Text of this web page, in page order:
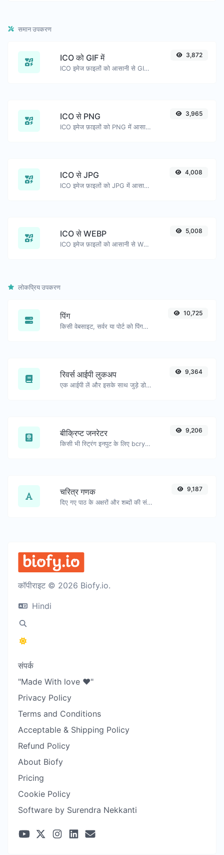
समान उपकरण
ICO को GIF में
ICO इमेज फ़ाइलों को आसानी से GIF में परिवर्तित करें।
3,872
ICO से PNG
ICO इमेज फ़ाइलों को PNG में आसानी से परिवर्तित करें।
3,965
ICO से JPG
ICO इमेज फ़ाइलों को JPG में आसानी से परिवर्तित करें।
4,008
ICO से WEBP
ICO इमेज फ़ाइलों को आसानी से WEBP में परिवर्तित करें।
5,008
लोकप्रिय उपकरण
पिंग
किसी वेबसाइट, सर्वर या पोर्ट को पिंग करें।
10,725
रिवर्स आईपी लुकअप
एक आईपी लें और इसके साथ जुड़े डोमेन/होस्ट की तलाश करें।
9,364
बीक्रिप्ट जनरेटर
किसी भी स्ट्रिंग इनपुट के लिए bcrypt पासवर्ड हैश उत्पन्न करें।
9,206
चरित्र गणक
दिए गए पाठ के अक्षरों और शब्दों की संख्या गिनें।
9,187
कॉपीराइट © 2026 Biofy.io.
Hindi
संपर्क
"Made With love ❤️"
Privacy Policy
Terms and Conditions
Acceptable & Shipping Policy
Refund Policy
About Biofy
Pricing
Cookie Policy
Software by Surendra Nekkanti